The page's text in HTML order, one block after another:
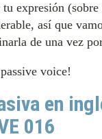
expresión
así que
de una vez
voice!
en
016